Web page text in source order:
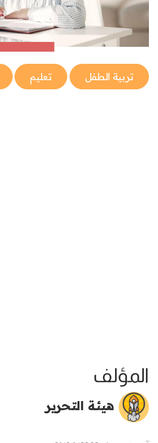
تربية الطفل تعليم
المؤلف
هيئة التحرير